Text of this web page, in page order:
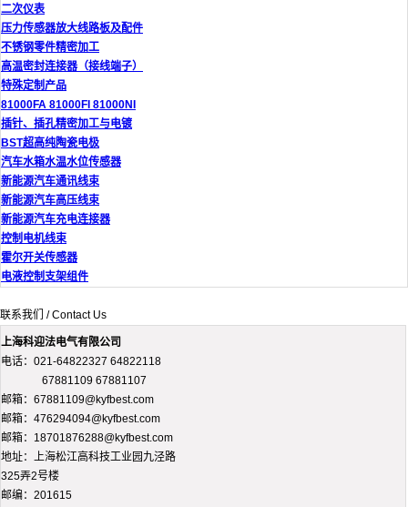
二次仪表
压力传感器放大线路板及配件
不锈钢零件精密加工
高温密封连接器（接线端子）
特殊定制产品
81000FA 81000FI 81000NI
插针、插孔精密加工与电镀
BST超高纯陶瓷电极
汽车水箱水温水位传感器
新能源汽车通讯线束
新能源汽车高压线束
新能源汽车充电连接器
控制电机线束
霍尔开关传感器
电液控制支架组件
联系我们 / Contact Us
上海科迎法电气有限公司
电话：021-64822327 64822118
67881109 67881107
邮箱：67881109@kyfbest.com
邮箱：476294094@kyfbest.com
邮箱：18701876288@kyfbest.com
地址：上海松江高科技工业园九泾路
325弄2号楼
邮编：201615